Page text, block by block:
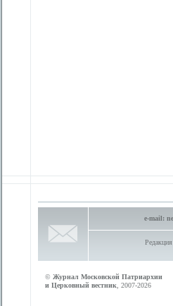
e-mail:
Редакция
© Журнал Московской Патриархии
и Церковный вестник , 2007-2026